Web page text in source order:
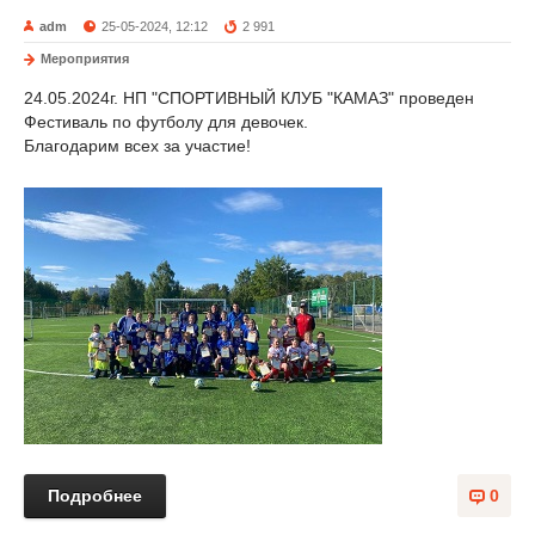
adm 25-05-2024, 12:12 2 991
Мероприятия
24.05.2024г. НП "СПОРТИВНЫЙ КЛУБ "КАМАЗ" проведен
Фестиваль по футболу для девочек.
Благодарим всех за участие!
0
Подробнее